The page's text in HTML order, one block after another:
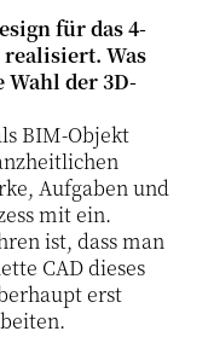
für das 4-
realisiert. Was
der 3D-
BIM-Objekt
Aufgaben und
mit ein.
ist, dass man
CAD dieses
erst